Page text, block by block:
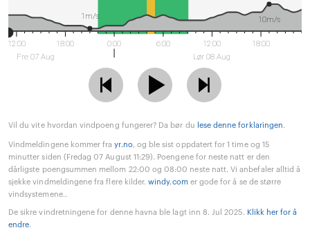
12:00
Fre 07 Aug
18:00 0:00 6:00
12:00
Lør 08 Aug
18:00
10m/s
1m/s
Vil du vite hvordan vindpoeng fungerer? Da bør du lese denne forklaringen.
Vindmeldingene kommer frayr.no, og ble sist oppdatert for 1 time og 15
minutter siden (Fredag 07 August 11:29). Poengene for neste natt er den
dårligste poengsummen mellom 22:00 og 08:00 neste natt. Vi anbefaler alltid å
sjekke vindmeldingene fra flere kilder.windy.comer gode for å se de større
vindsystemene..
De sikre vindretningene for denne havna ble lagt inn 8. Jul 2025. Klikk her for å
endre.